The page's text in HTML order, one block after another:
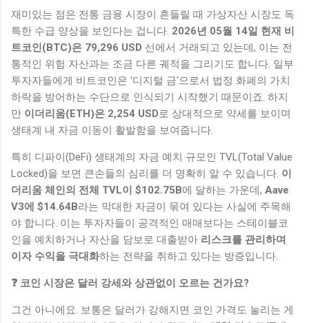
재미있는 점은 전통 금융 시장이 흔들릴 때 가상자산 시장도 독
특한 수급 양상을 보인다는 겁니다. 2026년 05월 14일 현재 비
트코인(BTC)은 79,296 USD 선에서 거래되고 있는데, 이는 전
통적인 위험 자산과는 조금 다른 궤적을 그리기도 합니다. 일부
투자자들에게 비트코인은 '디지털 금'으로서 법정 화폐의 가치
하락을 방어하는 수단으로 인식되기 시작했기 때문이죠. 하지
만 이더리움(ETH)은 2,254 USD로 상대적으로 약세를 보이며
생태계 내 자금 이동이 활발함을 보여줍니다.
특히 디파이(DeFi) 생태계의 자금 예치 규모인 TVL(Total Value
Locked)을 보면 큰손들의 심리를 더 명확히 알 수 있습니다. 이
더리움 체인의 전체 TVL이 $102.75B에 달하는 가운데, Aave
V3에 $14.64B라는 막대한 자금이 묶여 있다는 사실에 주목해
야 합니다. 이는 투자자들이 공격적인 매매보다는 스테이블코
인을 예치하거나 자산을 담보로 대출받아 리스크를 관리하며
이자 수익을 극대화하는 전략을 취하고 있다는 방증입니다.
❓ 코인 시장은 달러 강세와 상관없이 오르는 건가요?
그건 아니에요. 보통은 달러가 강해지면 코인 가격도 눌리는 게